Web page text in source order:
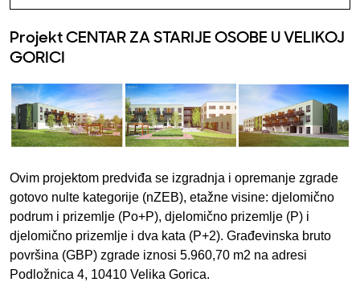
Projekt CENTAR ZA STARIJE OSOBE U VELIKOJ
GORICI
Ovim projektom predviđa se izgradnja i opremanje zgrade
gotovo nulte kategorije (nZEB), etažne visine: djelomično
podrum i prizemlje (Po+P), djelomično prizemlje (P) i
djelomično prizemlje i dva kata (P+2). Građevinska bruto
površina (GBP) zgrade iznosi 5.960,70 m2 na adresi
Podložnica 4, 10410 Velika Gorica.